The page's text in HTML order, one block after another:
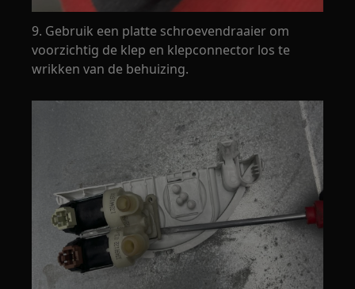
9. Gebruik een platte schroevendraaier om
voorzichtig de klep en klepconnector los te
wrikken van de behuizing.